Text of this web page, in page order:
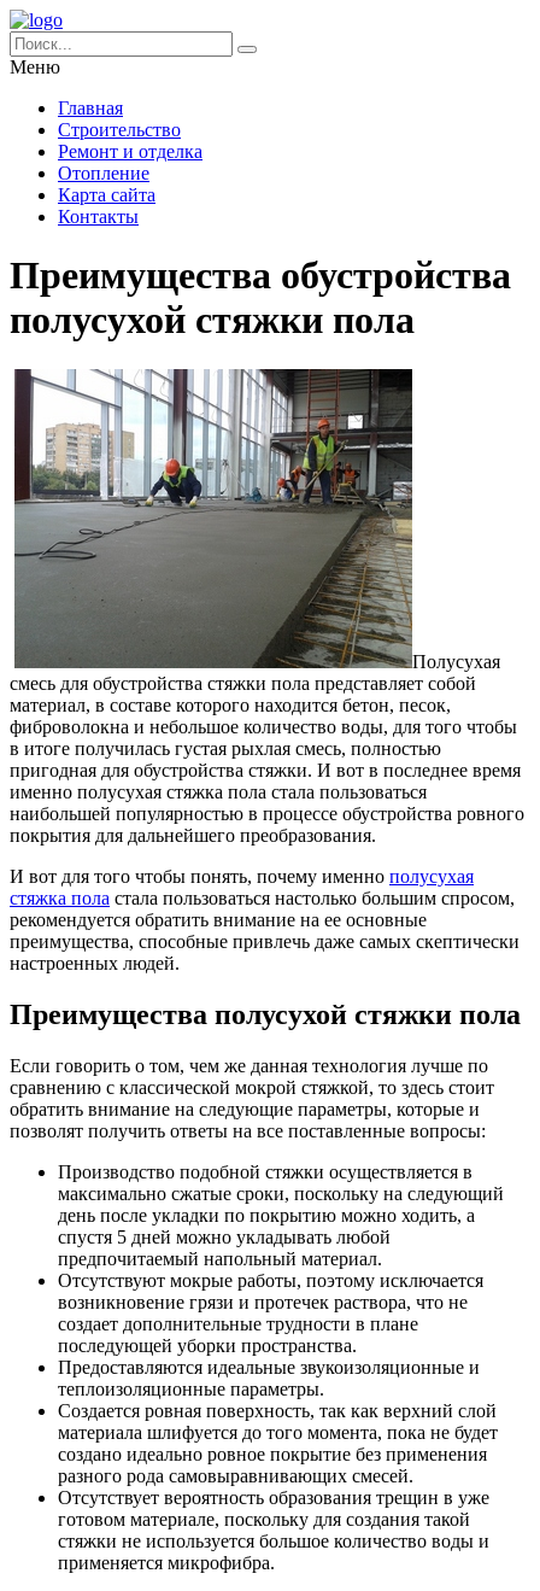
Меню
Главная
Строительство
Ремонт и отделка
Отопление
Карта сайта
Контакты
Преимущества обустройства
полусухой стяжки пола
Полусухая
смесь для обустройства стяжки пола представляет собой
материал, в составе которого находится бетон, песок,
фиброволокна и небольшое количество воды, для того чтобы
в итоге получилась густая рыхлая смесь, полностью
пригодная для обустройства стяжки. И вот в последнее время
именно полусухая стяжка пола стала пользоваться
наибольшей популярностью в процессе обустройства ровного
покрытия для дальнейшего преобразования.
И вот для того чтобы понять, почему именно полусухая
стяжка пола стала пользоваться настолько большим спросом,
рекомендуется обратить внимание на ее основные
преимущества, способные привлечь даже самых скептически
настроенных людей.
Преимущества полусухой стяжки пола
Если говорить о том, чем же данная технология лучше по
сравнению с классической мокрой стяжкой, то здесь стоит
обратить внимание на следующие параметры, которые и
позволят получить ответы на все поставленные вопросы:
Производство подобной стяжки осуществляется в
максимально сжатые сроки, поскольку на следующий
день после укладки по покрытию можно ходить, а
спустя 5 дней можно укладывать любой
предпочитаемый напольный материал.
Отсутствуют мокрые работы, поэтому исключается
возникновение грязи и протечек раствора, что не
создает дополнительные трудности в плане
последующей уборки пространства.
Предоставляются идеальные звукоизоляционные и
теплоизоляционные параметры.
Создается ровная поверхность, так как верхний слой
материала шлифуется до того момента, пока не будет
создано идеально ровное покрытие без применения
разного рода самовыравнивающих смесей.
Отсутствует вероятность образования трещин в уже
готовом материале, поскольку для создания такой
стяжки не используется большое количество воды и
применяется микрофибра.